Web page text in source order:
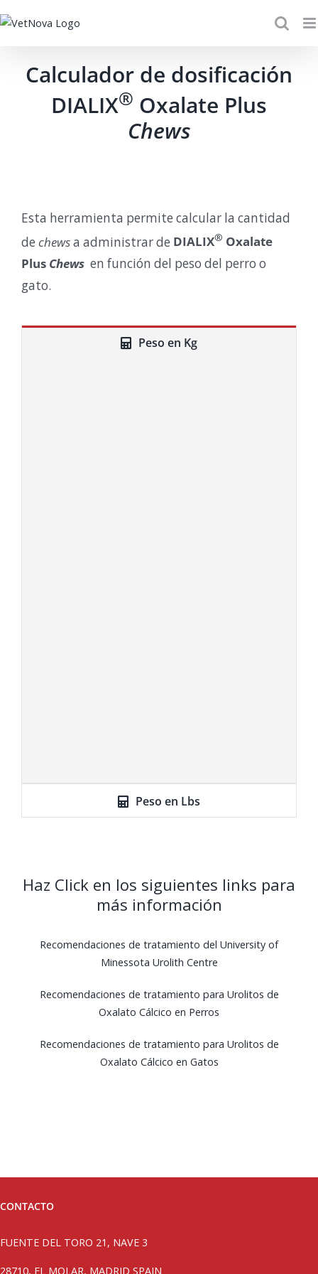
to
Calculador de dosificación
DIALIX® Oxalate Plus
Chews
Esta herramienta permite calcular la cantidad
de chewsa administrar de DIALIX® Oxalate
Plus Chewsen función del peso del perro o
gato.
Peso en Kg
Peso en Lbs
Haz Click en los siguientes links para
más información
Recomendaciones de tratamiento del University of
Minessota Urolith Centre
Recomendaciones de tratamiento para Urolitos de
Oxalato Cálcico en Perros
Recomendaciones de tratamiento para Urolitos de
Oxalato Cálcico en Gatos
CONTACTO
FUENTE DEL TORO 21, NAVE 3
28710, EL MOLAR, MADRID SPAIN